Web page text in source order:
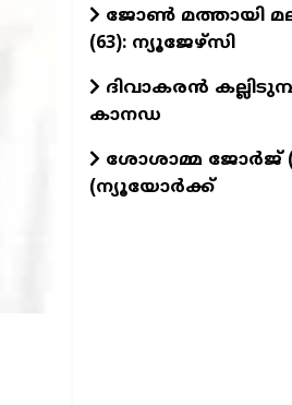
ജോണ്‍ മത്തായി
(63): ന്യൂജേഴ്‌സി
ദിവാകരൻ
കാനഡ
ശോശാമ്മ ജോർജ്
(ന്യൂയോർക്ക്